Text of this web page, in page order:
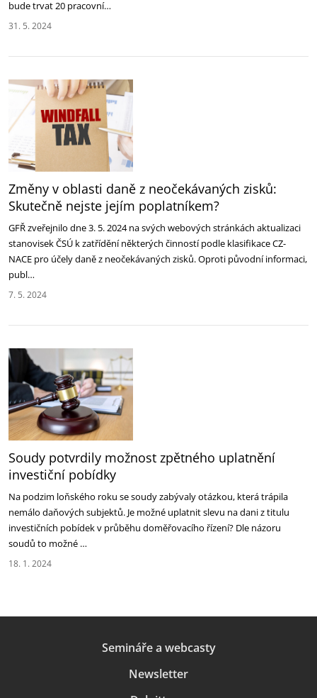
bude trvat 20 pracovní…
31. 5. 2024
Změny v oblasti daně z neočekávaných zisků:
Skutečně nejste jejím poplatníkem?
GFŘ zveřejnilo dne 3. 5. 2024 na svých webových stránkách aktualizaci
stanovisek ČSÚ k zatřídění některých činností podle klasifikace CZ-
NACE pro účely daně z neočekávaných zisků. Oproti původní informaci,
publ…
7. 5. 2024
Soudy potvrdily možnost zpětného uplatnění
investiční pobídky
Na podzim loňského roku se soudy zabývaly otázkou, která trápila
nemálo daňových subjektů. Je možné uplatnit slevu na dani z titulu
investičních pobídek v průběhu doměřovacího řízení? Dle názoru
soudů to možné …
18. 1. 2024
Semináře a webcasty
Newsletter